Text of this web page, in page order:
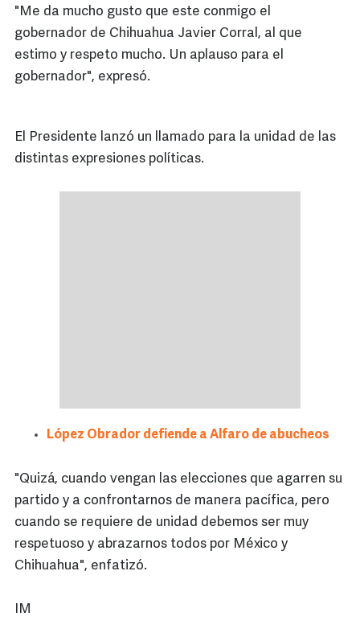
"Me da mucho gusto que este conmigo el
gobernador de Chihuahua Javier Corral, al que
estimo y respeto mucho. Un aplauso para el
gobernador", expresó.
El Presidente lanzó un llamado para la unidad de las
distintas expresiones políticas.
López Obrador defiende a Alfaro de abucheos
"Quizá, cuando vengan las elecciones que agarren su
partido y a confrontarnos de manera pacífica, pero
cuando se requiere de unidad debemos ser muy
respetuoso y abrazarnos todos por México y
Chihuahua", enfatizó.
IM